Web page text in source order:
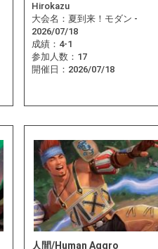
Hirokazu
大会名： 夏到来！モダン -
2026/07/18
成績： 4-1
参加人数： 17
開催日： 2026/07/18
人間/Human Aggro